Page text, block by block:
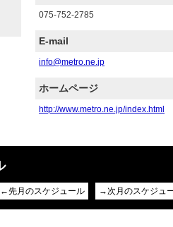
075-752-2785
E-mail
info@metro.ne.jp
ホームページ
http://www.metro.ne.jp/index.html
←先月のスケジュール →次月のスケジュ